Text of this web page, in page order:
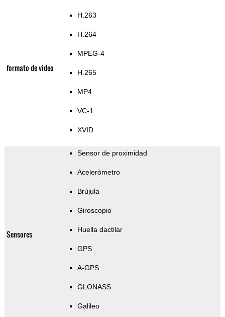
formato de video
H.263
H.264
MPEG-4
H.265
MP4
VC-1
XVID
Sensores
Sensor de proximidad
Acelerómetro
Brújula
Giroscopio
Huella dactilar
GPS
A-GPS
GLONASS
Galileo